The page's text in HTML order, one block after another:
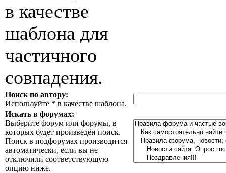
в качестве
шаблона для
частичного
совпадения.
Поиск по автору:
Используйте * в качестве шаблона.
Искать в форумах:
Выберите форум или форумы, в
которых будет произведён поиск.
Поиск в подфорумах производится
автоматически, если вы не
отключили соответствующую
опцию ниже.